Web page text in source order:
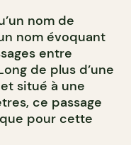
nom de
nom évoquant
entre
de plus d’une
situé à une
ce passage
pour cette